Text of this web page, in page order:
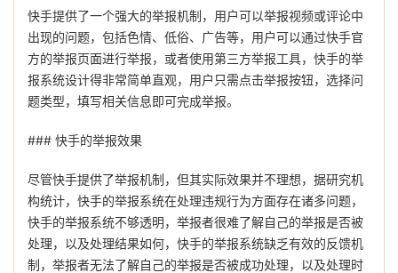
快手提供了一个强大的举报机制，用户可以举报视频或评论中
出现的问题，包括色情、低俗、广告等，用户可以通过快手官
方的举报页面进行举报，或者使用第三方举报工具，快手的举
报系统设计得非常简单直观，用户只需点击举报按钮，选择问
题类型，填写相关信息即可完成举报。
### 快手的举报效果
尽管快手提供了举报机制，但其实际效果并不理想，据研究机
构统计，快手的举报系统在处理违规行为方面存在诸多问题，
快手的举报系统不够透明，举报者很难了解自己的举报是否被
处理，以及处理结果如何，快手的举报系统缺乏有效的反馈机
制，举报者无法了解自己的举报是否被成功处理，以及处理时